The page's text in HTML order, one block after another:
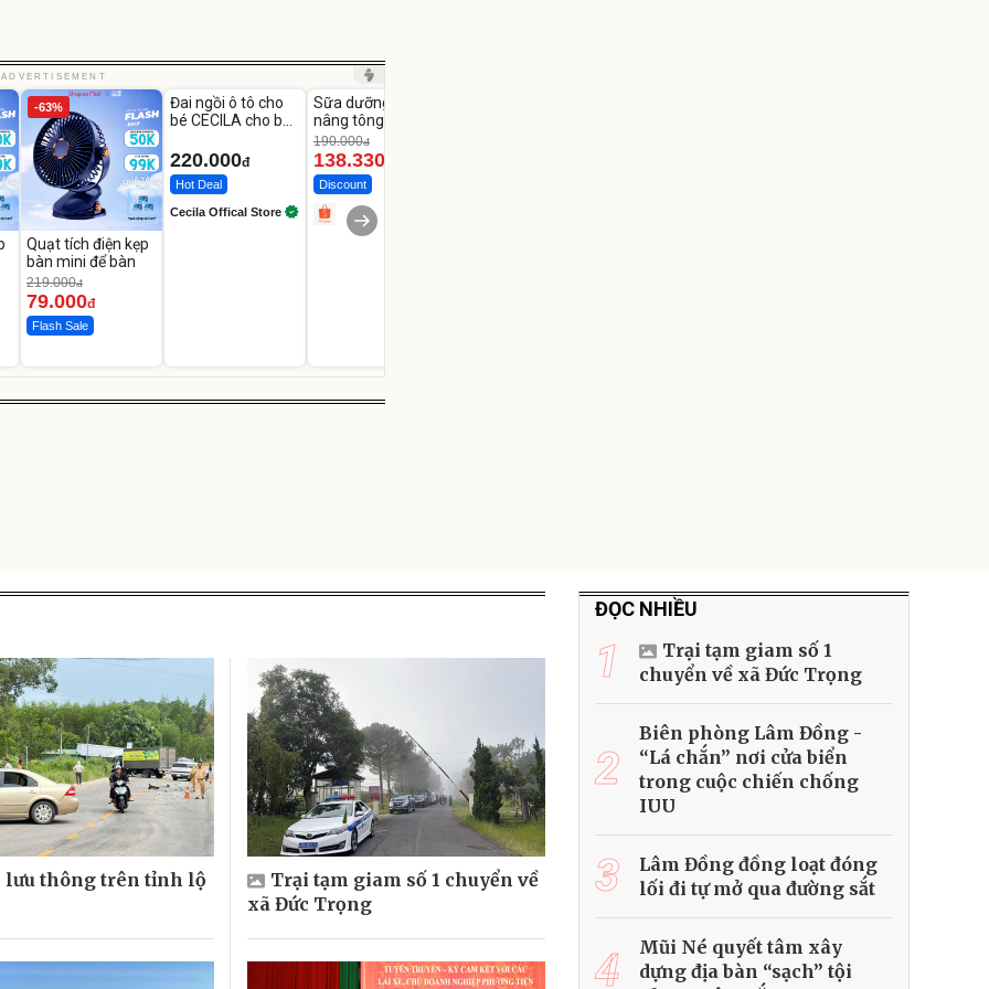
ADVERTISEMENT
-63%
Quạt tích điện kẹp
bàn mini để bàn
219.000đ
79.000đ
Flash Sale
Đai ngồi ô tô cho
bé CECILA cho bé
220.000đ
Hot Deal
Cecila Offical Store
-27%
Unmute
Sữa dưỡng thể
nâng tông tức thì
Vaseline Body
190.000đ
138.330
Discount
lưu thông trên tỉnh lộ
Trại tạm giam số 1 chuyển về
xã Đức Trọng
ĐỌC NHIỀU
1
Trại tạm giam số 1
chuyển về xã Đức Trọng
2
Biên phòng Lâm Đồng -
“Lá chắn” nơi cửa biển
trong cuộc chiến chống
IUU
3
Lâm Đồng đồng loạt đóng
lối đi tự mở qua đường sắt
4
Mũi Né quyết tâm xây
dựng địa bàn “sạch” tội